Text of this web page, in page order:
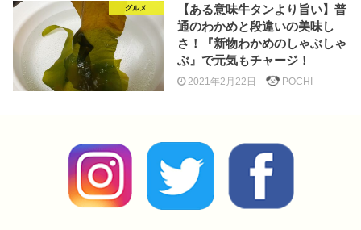
グルメ
【ある意味牛タンより旨い】普
通のわかめと段違いの美味し
さ！『新物わかめのしゃぶしゃ
ぶ』で元気もチャージ！
2021年2月22日 POCHI